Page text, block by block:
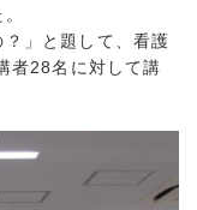
」と題して、看護
者28名に対して講